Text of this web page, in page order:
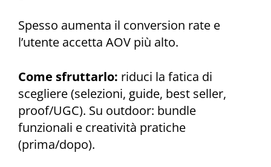
Spesso aumenta il conversion rate e
l’utente accetta AOV più alto.
Come sfruttarlo: riduci la fatica di
scegliere (selezioni, guide, best seller,
proof/UGC). Su outdoor: bundle
funzionali e creatività pratiche
(prima/dopo).